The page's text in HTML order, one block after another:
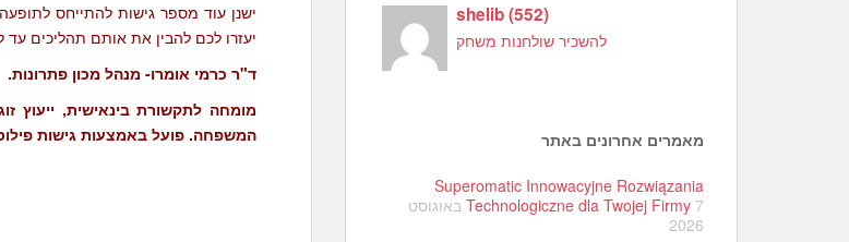
ישנן עוד מספר גישות להתייחס לתופעה
יעזרו לכם להבין את אותם תהליכים עד
ד"ר כרמי אומרו- מנהל מכון פתרונות.
מומחה לתקשורת בינאישית, ייעוץ
המשפחה. פועל באמצעות גישות פילוסופיות
shelib(552)
להשכיר שולחנות משחק
מאמרים אחרונים באתר
Superomatic Innowacyjne Rozwiązania
Technologiczne dla Twojej Firmy 7 באוגוסט
2026